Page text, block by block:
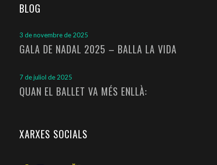
BLOG
3 de novembre de 2025
GALA DE NADAL 2025 – BALLA LA VIDA
7 de juliol de 2025
QUAN EL BALLET VA MÉS ENLLÀ:
XARXES SOCIALS